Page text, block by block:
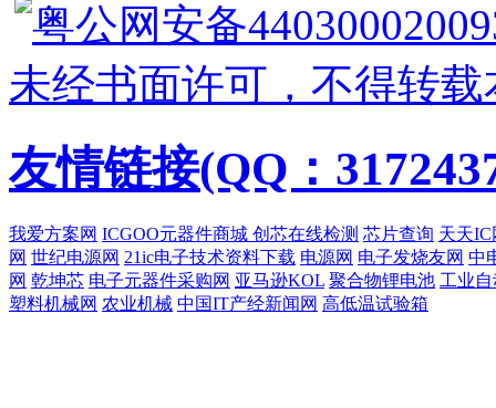
粤公网安备
未经书面许可，不得转
友情链接(QQ：
我爱方案网 ICGOO元器件商城 创芯在线检测 芯片查询 天天IC
网 世纪电源网 21ic电子技术资料下载 电源网 电子发烧友网 中
网 乾坤芯 电子元器件采购网 亚马逊KOL 聚合物锂电池 工业
塑料机械网 农业机械 中国IT产经新闻网 高低温试验箱